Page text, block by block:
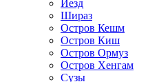
Йезд
Шираз
Остров Кешм
Остров Киш
Остров Ормуз
Остров Хенгам
Сузы